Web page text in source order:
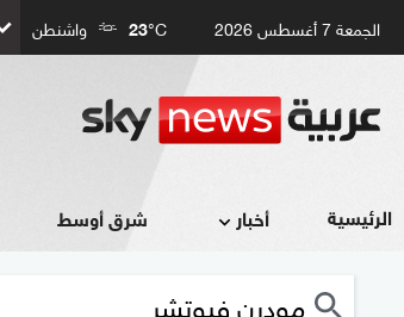
الجمعة 7 أغسطس 2026 23°C واشنطن
الرئيسية أخبار شرق أوسط